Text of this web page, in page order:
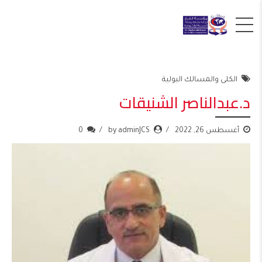
الكلى والمسالك البولية
د.عبدالناصر الشنيقات
أغسطس 26, 2022 by adminJCS
0